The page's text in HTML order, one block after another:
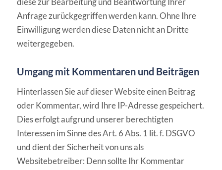
Anfrage zurückgegriffen werden kann. Ohne Ihre
Einwilligung werden diese Daten nicht an Dritte
weitergegeben.
Umgang mit Kommentaren und Beiträgen
Hinterlassen Sie auf dieser Website einen Beitrag
oder Kommentar, wird Ihre IP-Adresse gespeichert.
Dies erfolgt aufgrund unserer berechtigten
Interessen im Sinne des Art. 6 Abs. 1 lit. f. DSGVO
und dient der Sicherheit von uns als
Websitebetreiber: Denn sollte Ihr Kommentar